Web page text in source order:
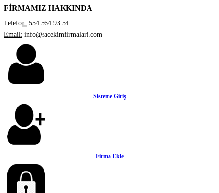
FİRMAMIZ HAKKINDA
Telefon: 554 564 93 54
Email: info@sacekimfirmalari.com
Sisteme Giriş
Firma Ekle